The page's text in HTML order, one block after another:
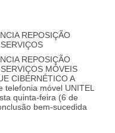
REPOSIÇÃO
REPOSIÇÃO
MÓVEIS
CIBERNÉTICO A
telefonia móvel UNITEL
quinta-feira (6 de
bem-sucedida